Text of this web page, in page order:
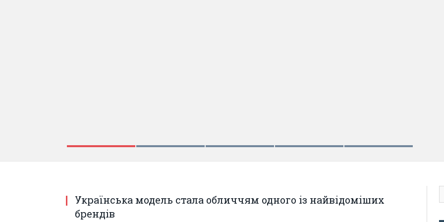
Українська модель стала обличчям одного із найвідоміших
брендів